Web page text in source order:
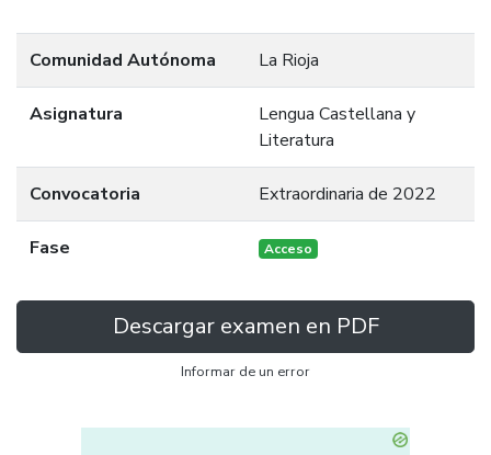
Comunidad Autónoma La Rioja
Asignatura
Lengua Castellana y
Literatura
Convocatoria Extraordinaria de 2022
Fase Acceso
Descargar examen en PDF
Informar de un error